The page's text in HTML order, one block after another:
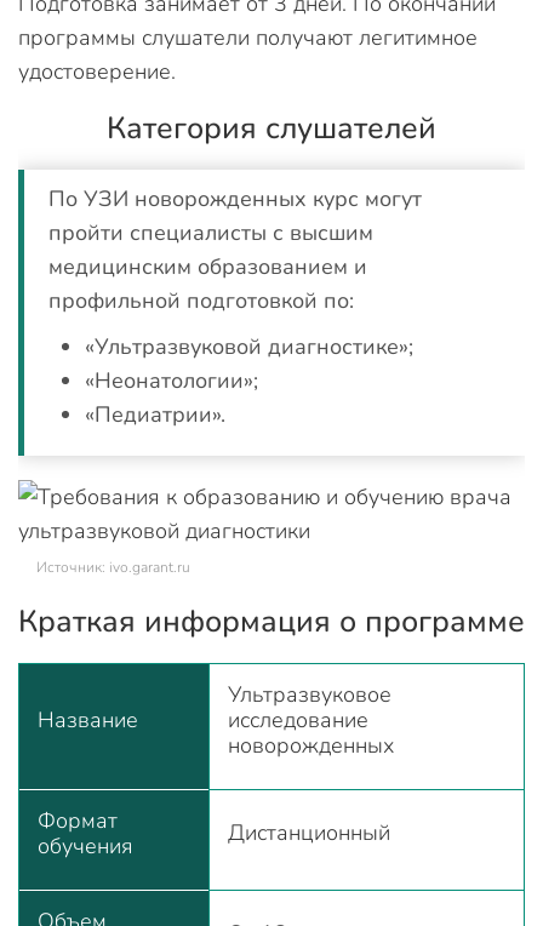
программы слушатели получают легитимное
удостоверение.
Категория слушателей
По УЗИ новорожденных курс могут
пройти специалисты с высшим
медицинским образованием и
профильной подготовкой по:
«Ультразвуковой диагностике»;
«Неонатологии»;
«Педиатрии».
Источник: ivo.garant.ru
Краткая информация о программе
Название
Ультразвуковое
исследование
новорожденных
Формат
обучения
Дистанционный